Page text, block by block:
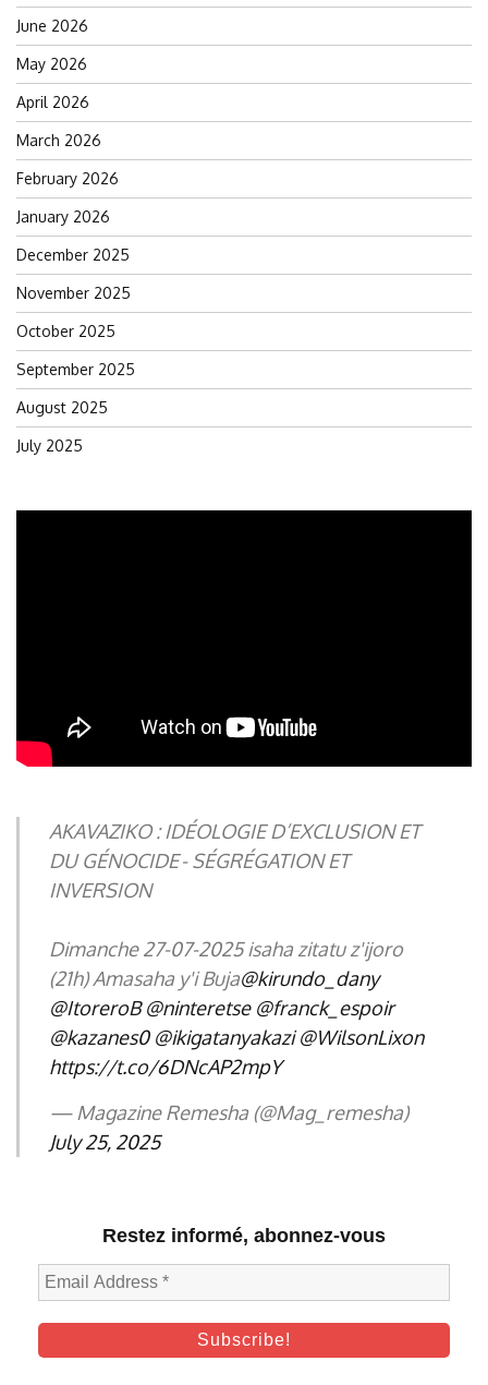
June 2026
May 2026
April 2026
March 2026
February 2026
January 2026
December 2025
November 2025
October 2025
September 2025
August 2025
July 2025
AKAVAZIKO : IDÉOLOGIE D’EXCLUSION ET
DU GÉNOCIDE - SÉGRÉGATION ET
INVERSION
Dimanche 27-07-2025 isaha zitatu z'ijoro
(21h) Amasaha y'i Buja@kirundo_dany
@ItoreroB @ninteretse @franck_espoir
@kazanes0 @ikigatanyakazi @WilsonLixon
https://t.co/6DNcAP2mpY
— Magazine Remesha (@Mag_remesha)
July 25, 2025
Restez informé, abonnez-vous